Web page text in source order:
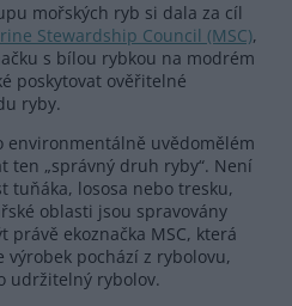
mořských ryb si dala za cíl
Stewardship Council (MSC),
s bílou rybkou na modrém
poskytovat ověřitelné
ryby.
environmentálně uvědomělém
ten „správný druh ryby“. Není
tuňáka, lososa nebo tresku,
oblasti jsou spravovány
ekoznačka MSC, která
pochází z rybolovu,
udržitelný rybolov.